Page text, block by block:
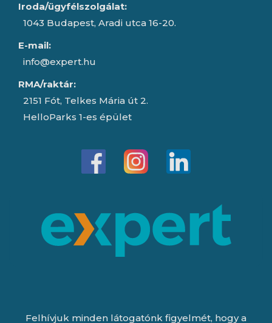
Iroda/ügyfélszolgálat:
1043 Budapest, Aradi utca 16-20.
E-mail:
info@expert.hu
RMA/raktár:
2151 Fót, Telkes Mária út 2.
HelloParks 1-es épület
Felhívjuk minden látogatónk figyelmét, hogy a